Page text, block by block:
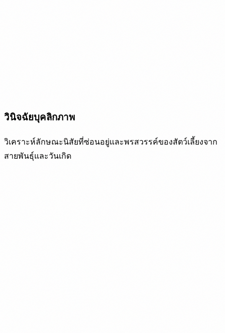
วินิจฉัยบุคลิกภาพ
วิเคราะห์ลักษณะนิสัยที่ซ่อนอยู่และพรสวรรค์ของสัตว์เลี้ยงจาก
สายพันธุ์และวันเกิด